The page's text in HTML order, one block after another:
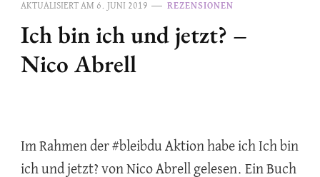
AKTUALISIERT AM 6. JUNI 2019 REZENSIONEN
Ich bin ich und jetzt? –
Nico Abrell
Im Rahmen der #bleibdu Aktion habe ich Ich bin
ich und jetzt? von Nico Abrell gelesen. Ein Buch